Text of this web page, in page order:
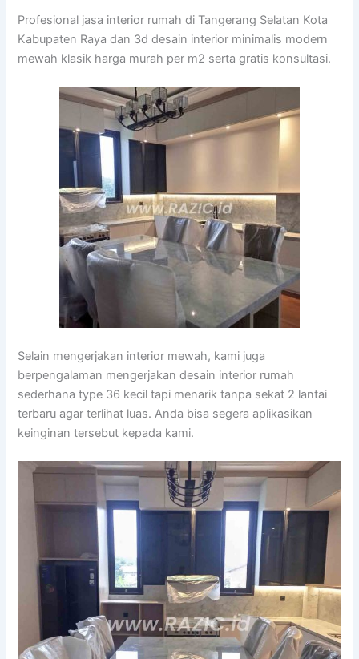
Profesional jasa interior rumah di Tangerang Selatan Kota
Kabupaten Raya dan 3d desain interior minimalis modern
mewah klasik harga murah per m2 serta gratis konsultasi.
Selain mengerjakan interior mewah, kami juga
berpengalaman mengerjakan desain interior rumah
sederhana type 36 kecil tapi menarik tanpa sekat 2 lantai
terbaru agar terlihat luas. Anda bisa segera aplikasikan
keinginan tersebut kepada kami.